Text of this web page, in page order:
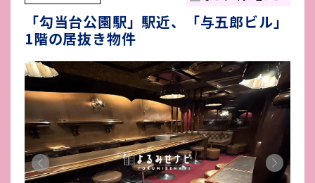
「勾当台公園駅」駅近、「与五郎ビル」
1階の居抜き物件